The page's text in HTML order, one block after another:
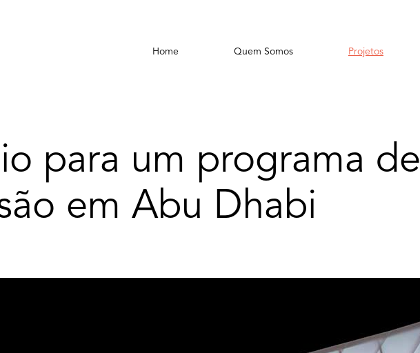
Home Quem Somos Projetos
para um programa de
em Abu Dhabi